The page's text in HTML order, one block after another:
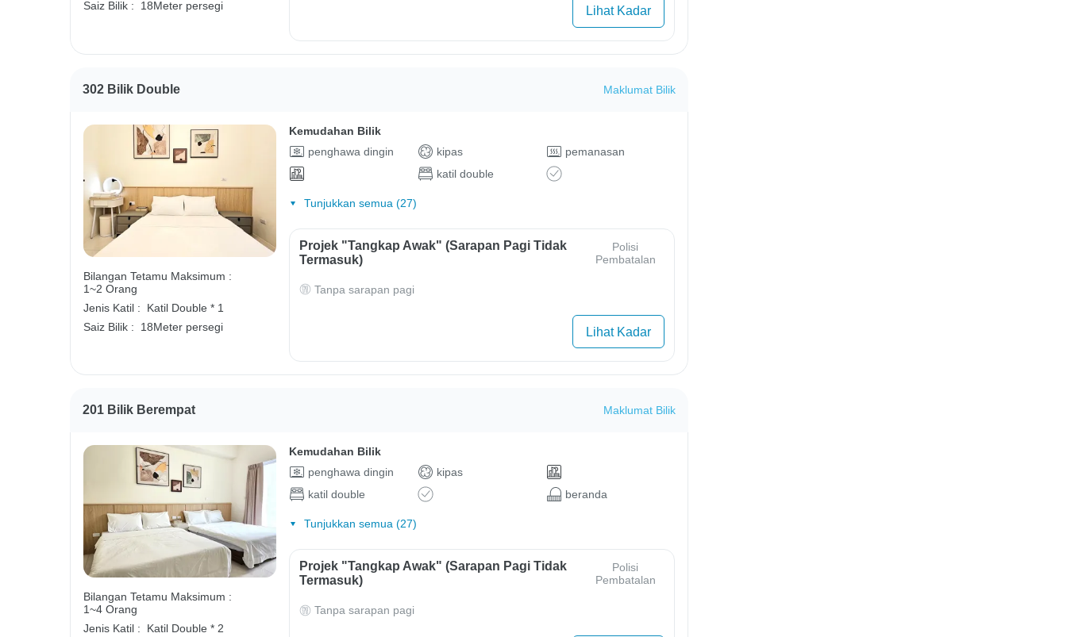
Saiz Bilik :
18Meter persegi Lihat Kadar
302 Bilik Double Maklumat Bilik
Bilangan Tetamu Maksimum :
1~2 Orang
Jenis Katil :
Katil Double * 1
Saiz Bilik :
18Meter persegi
Kemudahan Bilik
penghawa dingin
kipas
pemanasan
katil double
Tunjukkan semua (27)
Projek "Tangkap Awak" (Sarapan Pagi Tidak
Termasuk)
Polisi
Pembatalan
Tanpa sarapan pagi
Lihat Kadar
201 Bilik Berempat Maklumat Bilik
Bilangan Tetamu Maksimum :
1~4 Orang
Jenis Katil :
Katil Double * 2
Kemudahan Bilik
penghawa dingin
kipas
katil double
beranda
Tunjukkan semua (27)
Projek "Tangkap Awak" (Sarapan Pagi Tidak
Termasuk)
Polisi
Pembatalan
Tanpa sarapan pagi